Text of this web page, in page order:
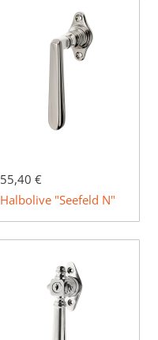
55,40 €
Halbolive "Seefeld N"